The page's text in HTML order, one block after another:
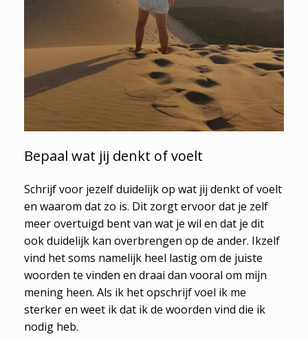
Bepaal wat jij denkt of voelt
Schrijf voor jezelf duidelijk op wat jij denkt of voelt
en waarom dat zo is. Dit zorgt ervoor dat je zelf
meer overtuigd bent van wat je wil en dat je dit
ook duidelijk kan overbrengen op de ander. Ikzelf
vind het soms namelijk heel lastig om de juiste
woorden te vinden en draai dan vooral om mijn
mening heen. Als ik het opschrijf voel ik me
sterker en weet ik dat ik de woorden vind die ik
nodig heb.